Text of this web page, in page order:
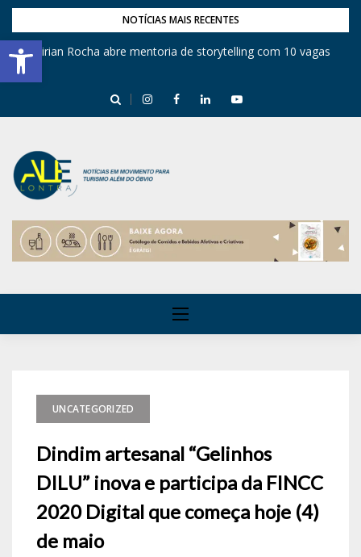
Barra de Ferramentas Aberta
NOTÍCIAS MAIS RECENTES
Mirian Rocha abre mentoria de storytelling com 10 vagas
UNCATEGORIZED
Dindim artesanal “Gelinhos
DILU” inova e participa da FINCC
2020 Digital que começa hoje (4)
de maio